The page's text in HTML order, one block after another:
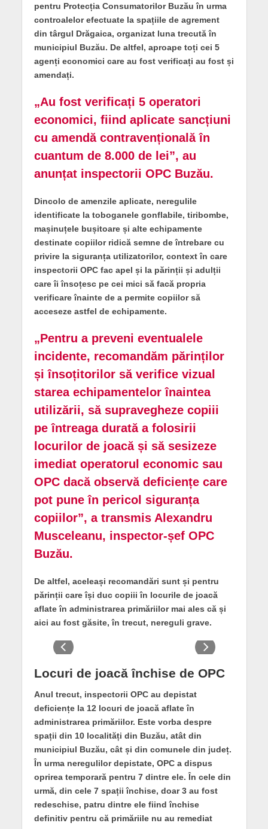
pentru Protecția Consumatorilor Buzău în urma
controalelor efectuate la spațiile de agrement
din târgul Drăgaica, organizat luna trecută în
municipiul Buzău. De altfel, aproape toți cei 5
agenți economici care au fost verificați au fost și
amendați.
„Au fost verificați 5 operatori
economici, fiind aplicate sancțiuni
cu amendă contravențională în
cuantum de 8.000 de lei”, au
anunțat inspectorii OPC Buzău.
Dincolo de amenzile aplicate, neregulile
identificate la toboganele gonflabile, tiribombe,
mașinuțele bușitoare și alte echipamente
destinate copiilor ridică semne de întrebare cu
privire la siguranța utilizatorilor, context în care
inspectorii OPC fac apel și la părinții și adulții
care îi însoțesc pe cei mici să facă propria
verificare înainte de a permite copiilor să
acceseze astfel de echipamente.
„Pentru a preveni eventualele
incidente, recomandăm părinților
și însoțitorilor să verifice vizual
starea echipamentelor înaintea
utilizării, să supravegheze copiii
pe întreaga durată a folosirii
locurilor de joacă și să sesizeze
imediat operatorul economic sau
OPC dacă observă deficiențe care
pot pune în pericol siguranța
copiilor”, a transmis Alexandru
Musceleanu, inspector-șef OPC
Buzău.
De altfel, aceleași recomandări sunt și pentru
părinții care își duc copiii în locurile de joacă
aflate în administrarea primăriilor mai ales că și
aici au fost găsite, în trecut, nereguli grave.
Locuri de joacă închise de OPC
Anul trecut, inspectorii OPC au depistat
deficiențe la 12 locuri de joacă aflate în
administrarea primăriilor. Este vorba despre
spații din 10 localități din Buzău, atât din
municipiul Buzău, cât și din comunele din județ.
În urma neregulilor depistate, OPC a dispus
oprirea temporară pentru 7 dintre ele. În cele din
urmă, din cele 7 spații închise, doar 3 au fost
redeschise, patru dintre ele fiind închise
definitiv pentru că primăriile nu au remediat